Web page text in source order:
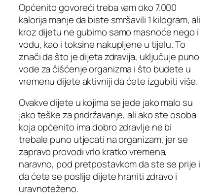
Općenito govoreći treba vam oko 7.000
kalorija manje da biste smršavili 1 kilogram, ali
kroz dijetu ne gubimo samo masnoće nego i
vodu, kao i toksine nakupljene u tijelu. To
znači da što je dijeta zdravija, uključuje puno
vode za čišćenje organizma i što budete u
vremenu dijete aktivniji da ćete izgubiti više.
Ovakve dijete u kojima se jede jako malo su
jako teške za pridržavanje, ali ako ste osoba
koja općenito ima dobro zdravlje ne bi
trebale puno utjecati na organizam, jer se
zapravo provodi vrlo kratko vremena,
naravno, pod pretpostavkom da ste se prije i
da ćete se poslije dijete hraniti zdravo i
uravnoteženo.